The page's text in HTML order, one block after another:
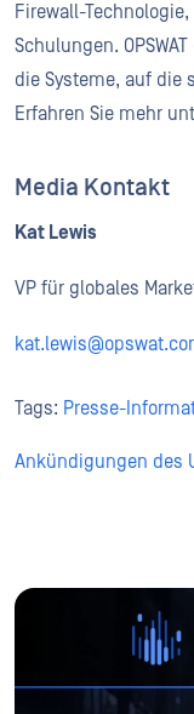
Firewall-
Schulungen.
die Systeme, auf die
Erfahren Sie mehr
Media Kontakt
Kat Lewis
VP für globales
Tags: Presse-
Ankündigungen des